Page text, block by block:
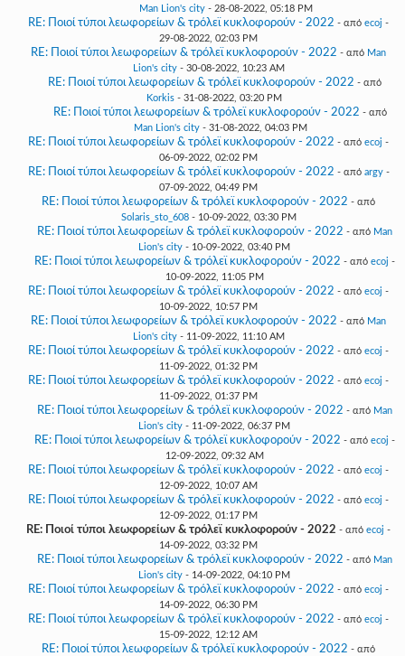
Man Lion's city - 28-08-2022, 05:18 PM
RE: Ποιοί τύποι λεωφορείων & τρόλεϊ κυκλοφορούν - 2022 - από ecoj -
29-08-2022, 02:03 PM
RE: Ποιοί τύποι λεωφορείων & τρόλεϊ κυκλοφορούν - 2022 - από Man
Lion's city- 30-08-2022, 10:23 AM
RE: Ποιοί τύποι λεωφορείων & τρόλεϊ κυκλοφορούν - 2022 - από
Korkis - 31-08-2022, 03:20 PM
RE: Ποιοί τύποι λεωφορείων & τρόλεϊ κυκλοφορούν - 2022 - από
Man Lion's city- 31-08-2022, 04:03 PM
RE: Ποιοί τύποι λεωφορείων & τρόλεϊ κυκλοφορούν - 2022 - από ecoj -
06-09-2022, 02:02 PM
RE: Ποιοί τύποι λεωφορείων & τρόλεϊ κυκλοφορούν - 2022 - από argy-
07-09-2022, 04:49 PM
RE: Ποιοί τύποι λεωφορείων & τρόλεϊ κυκλοφορούν - 2022 - από
Solaris_sto_608- 10-09-2022, 03:30 PM
RE: Ποιοί τύποι λεωφορείων & τρόλεϊ κυκλοφορούν - 2022 - από Man
Lion's city - 10-09-2022, 03:40 PM
RE: Ποιοί τύποι λεωφορείων & τρόλεϊ κυκλοφορούν - 2022 - από ecoj -
10-09-2022, 11:05 PM
RE: Ποιοί τύποι λεωφορείων & τρόλεϊ κυκλοφορούν - 2022 - από ecoj -
10-09-2022, 10:57 PM
RE: Ποιοί τύποι λεωφορείων & τρόλεϊ κυκλοφορούν - 2022 - από Man
Lion's city- 11-09-2022, 11:10 AM
RE: Ποιοί τύποι λεωφορείων & τρόλεϊ κυκλοφορούν - 2022 - από ecoj -
11-09-2022, 01:32 PM
RE: Ποιοί τύποι λεωφορείων & τρόλεϊ κυκλοφορούν - 2022 - από ecoj -
11-09-2022, 01:37 PM
RE: Ποιοί τύποι λεωφορείων & τρόλεϊ κυκλοφορούν - 2022 - από Man
Lion's city - 11-09-2022, 06:37 PM
RE: Ποιοί τύποι λεωφορείων & τρόλεϊ κυκλοφορούν - 2022 - από ecoj -
12-09-2022, 09:32 AM
RE: Ποιοί τύποι λεωφορείων & τρόλεϊ κυκλοφορούν - 2022 - από ecoj -
12-09-2022, 10:07 AM
RE: Ποιοί τύποι λεωφορείων & τρόλεϊ κυκλοφορούν - 2022 - από ecoj -
12-09-2022, 01:17 PM
RE: Ποιοί τύποι λεωφορείων & τρόλεϊ κυκλοφορούν - 2022 - από ecoj -
14-09-2022, 03:32 PM
RE: Ποιοί τύποι λεωφορείων & τρόλεϊ κυκλοφορούν - 2022 - από Man
Lion's city - 14-09-2022, 04:10 PM
RE: Ποιοί τύποι λεωφορείων & τρόλεϊ κυκλοφορούν - 2022 - από ecoj -
14-09-2022, 06:30 PM
RE: Ποιοί τύποι λεωφορείων & τρόλεϊ κυκλοφορούν - 2022 - από ecoj -
15-09-2022, 12:12 AM
RE: Ποιοί τύποι λεωφορείων & τρόλεϊ κυκλοφορούν - 2022 - από